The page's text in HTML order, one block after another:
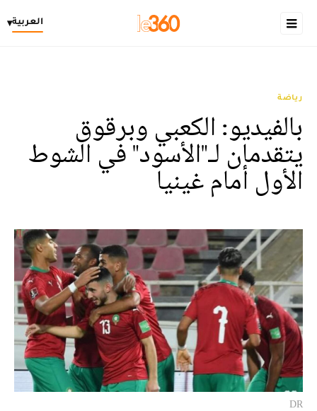
العربية▾
رياضة
بالفيديو: الكعبي وبرقوق
يتقدمان لـ"الأسود" في الشوط
الأول أمام غينيا
DR